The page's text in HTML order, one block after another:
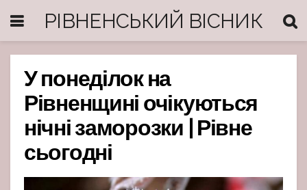
РІВНЕНСЬКИЙ ВІСНИК
У понеділок на
Рівненщині очікуються
нічні заморозки | Рівне
сьогодні